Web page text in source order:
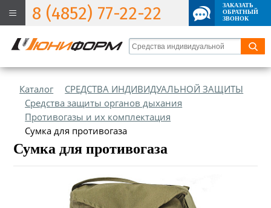
8 (4852) 77-22-22
ЗАКАЗАТЬ
ОБРАТНЫЙ
ЗВОНОК
Каталог
СРЕДСТВА ИНДИВИДУАЛЬНОЙ ЗАЩИТЫ
Средства защиты органов дыхания
Противогазы и их комплектация
Сумка для противогаза
Сумка для противогаза